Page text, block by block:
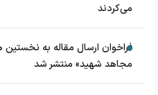
می‌کردند
فراخوان ارسال مقاله به
مجاهد شهید» منتشر شد